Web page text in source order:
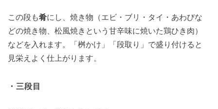
この段も肴にし、焼き物（エビ・ブリ・タイ・あわびな
どの焼き物、松風焼きという甘辛味に焼いた鶏ひき肉）
などを入れます。「桝かけ」「段取り」で盛り付けると
見栄えよく仕上がります。
・三段目